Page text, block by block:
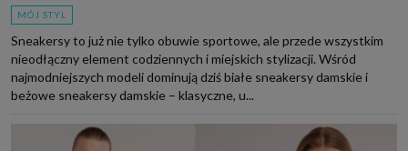
MÓJ STYL
Sneakersy to już nie tylko obuwie sportowe, ale przede wszystkim
nieodłączny element codziennych i miejskich stylizacji. Wśród
najmodniejszych modeli dominują dziś białe sneakersy damskie i
beżowe sneakersy damskie – klasyczne, u...